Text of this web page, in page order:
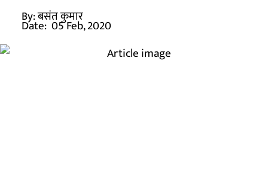
By:बसंत कुमार
Date: 05 Feb, 2020